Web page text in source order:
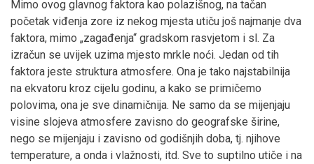
Mimo ovog glavnog faktora kao polazišnog, na tačan
početak viđenja zore iz nekog mjesta utiču još najmanje dva
faktora, mimo „zagađenja“ gradskom rasvjetom i sl. Za
izračun se uvijek uzima mjesto mrkle noći. Jedan od tih
faktora jeste struktura atmosfere. Ona je tako najstabilnija
na ekvatoru kroz cijelu godinu, a kako se primičemo
polovima, ona je sve dinamičnija. Ne samo da se mijenjaju
visine slojeva atmosfere zavisno do geografske širine,
nego se mijenjaju i zavisno od godišnjih doba, tj. njihove
temperature, a onda i vlažnosti, itd. Sve to suptilno utiče i na